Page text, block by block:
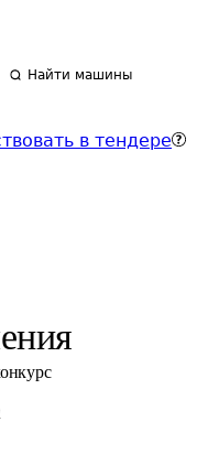
Найти машины
в тендере